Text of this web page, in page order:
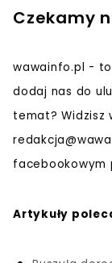
Czekamy
wawainfo.pl -
dodaj nas do
temat? Widzisz
facebookowym
Artykuły